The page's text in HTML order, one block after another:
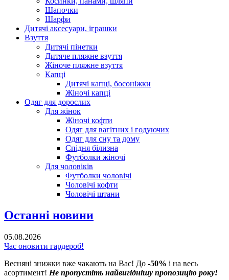
Шапочки
Шарфи
Дитячі аксесуари, іграшки
Взуття
Дитячі пінетки
Дитяче пляжне взуття
Жіноче пляжне взуття
Капці
Дитячі капці, босоніжки
Жіночі капці
Одяг для дорослих
Для жінок
Жіночі кофти
Одяг для вагітних і годуючих
Одяг для сну та дому
Спідня білизна
Футболки жіночі
Для чоловіків
Футболки чоловічі
Чоловічі кофти
Чоловічі штани
Останні новини
05.08.2026
Час оновити гардероб!
Весняні знижки вже чакають на Вас! До -50% і на весь
асортимент! Не пропустіть найвигіднішу пропозицію року!